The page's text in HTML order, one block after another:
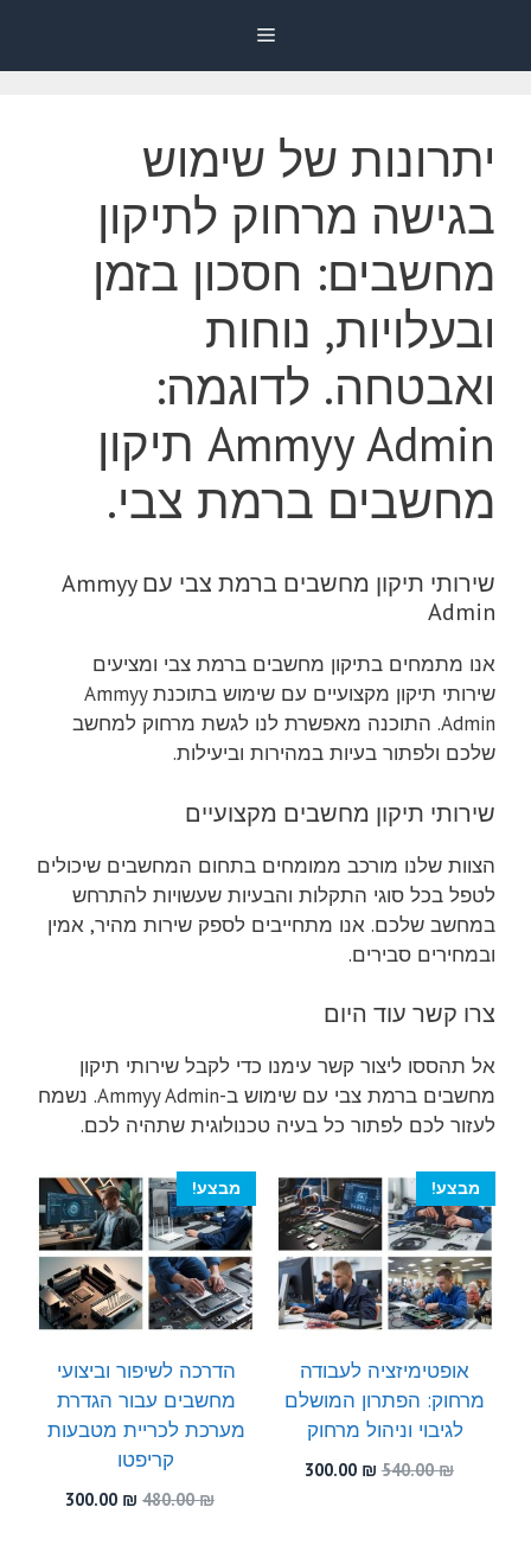
Menu
יתרונות של שימוש
בגישה מרחוק לתיקון
מחשבים: חסכון בזמן
ובעלויות, נוחות
ואבטחה. לדוגמה:
Ammyy Admin תיקון
מחשבים ברמת צבי.
שירותי תיקון מחשבים ברמת צבי עם Ammyy
Admin
אנו מתמחים בתיקון מחשבים ברמת צבי ומציעים
שירותי תיקון מקצועיים עם שימוש בתוכנת Ammyy
Admin. התוכנה מאפשרת לנו לגשת מרחוק למחשב
שלכם ולפתור בעיות במהירות וביעילות.
שירותי תיקון מחשבים מקצועיים
הצוות שלנו מורכב ממומחים בתחום המחשבים שיכולים
לטפל בכל סוגי התקלות והבעיות שעשויות להתרחש
במחשב שלכם. אנו מתחייבים לספק שירות מהיר, אמין
ובמחירים סבירים.
צרו קשר עוד היום
אל תהססו ליצור קשר עימנו כדי לקבל שירותי תיקון
מחשבים ברמת צבי עם שימוש ב-Ammyy Admin. נשמח
לעזור לכם לפתור כל בעיה טכנולוגית שתהיה לכם.
מבצע!
אופטימיזציה לעבודה
מרחוק: הפתרון המושלם
לגיבוי וניהול מרחוק
540.00₪
המחיר
300.00 ₪
מבצע!
הדרכה לשיפור וביצועי
מחשבים עבור הגדרת
מערכת לכריית מטבעות
קריפטו
480.00₪
המחיר
300.00 ₪
המחיר